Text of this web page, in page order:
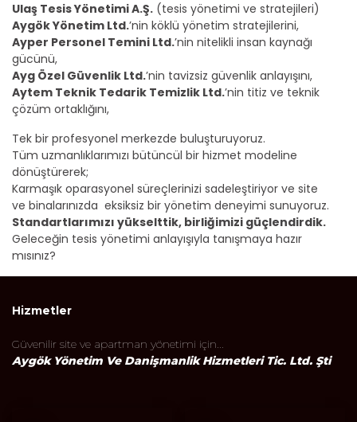
Ulaş Tesis Yönetimi A.Ş. (tesis yönetimi ve stratejileri)
Aygök Yönetim Ltd.’nin köklü yönetim stratejilerini,
Ayper Personel Temini Ltd.’nin nitelikli insan kaynağı
gücünü,
Ayg Özel Güvenlik Ltd.’nin tavizsiz güvenlik anlayışını,
Aytem Teknik Tedarik Temizlik Ltd.’nin titiz ve teknik
çözüm ortaklığını,
Tek bir profesyonel merkezde buluşturuyoruz.
Tüm uzmanlıklarımızı bütüncül bir hizmet modeline
dönüştürerek;
Karmaşık oparasyonel süreçlerinizi sadeleştiriyor ve site
ve binalarınızda eksiksiz bir yönetim deneyimi sunuyoruz.
Standartlarımızı yükselttik, birliğimizi güçlendirdik.
Geleceğin tesis yönetimi anlayışıyla tanışmaya hazır
mısınız?
Hizmetler
Güvenilir site ve apartman yönetimi için...
Aygök Yöneti̇m Ve Danişmanlik Hi̇zmetleri̇ Ti̇c. Ltd. Şti̇